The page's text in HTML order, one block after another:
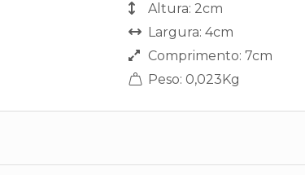
Altura: 2cm
Largura: 4cm
Comprimento: 7cm
Peso: 0,023Kg